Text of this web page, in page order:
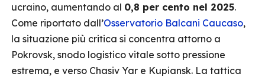
ucraino, aumentando al 0,8 per cento nel 2025.
Come riportato dall’Osservatorio Balcani Caucaso,
la situazione più critica si concentra attorno a
Pokrovsk, snodo logistico vitale sotto pressione
estrema, e verso Chasiv Yar e Kupiansk. La tattica